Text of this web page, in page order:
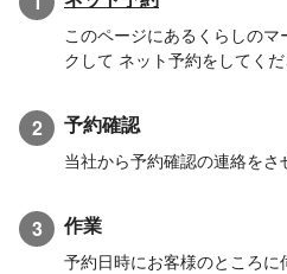
このページにあるくらしの
クして ネット予約をしてくだ
2 予約確認
当社から予約確認の連絡をさ
3 作業
予約日時にお客様のところに